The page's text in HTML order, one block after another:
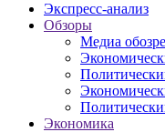
Экспресс-анализ
Обзоры
Медиа
Экономика